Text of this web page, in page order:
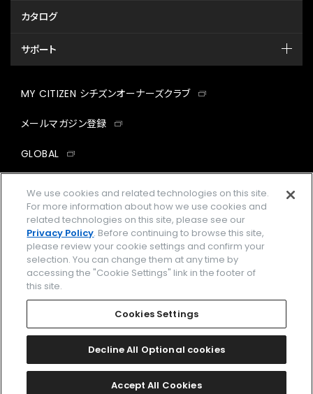
カタログ
サポート
MY CITIZEN シチズンオーナーズクラブ
メールマガジン登録
GLOBAL
facebookinstagramtwitter
企業情報 ご利用規約
プライバシーポリシー Cookies Settings
Amazon PayはAmazon.com, Inc.またはその関連会社の商標です。
2026 CITIZEN WATCH CO., LTD.
We use cookies and related technologies on this site.
For more information about how we use cookies and
related technologies on this site, please see our
Privacy Policy. Before continuing to browse this site,
please review your cookie settings and confirm your
selection. You can change them at any time by
accessing the "Cookie Settings" link in the footer of
this site.
Cookies Settings
Decline All Optional cookies
Accept All Cookies